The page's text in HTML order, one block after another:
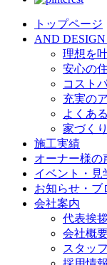
トップページ
AND
理想を
安心の
コスト
充実の
よくあ
家づく
施工実績
オーナー様の
イベント・見
お知らせ・ブ
会社案内
代表挨
会社概
スタッ